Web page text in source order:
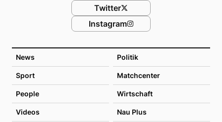
News Politik
Sport Matchcenter
People Wirtschaft
Videos Nau Plus
Twitter
Instagram